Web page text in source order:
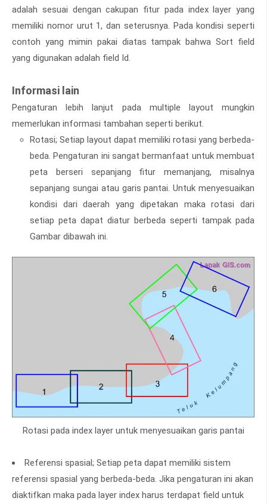
adalah sesuai dengan cakupan fitur pada index layer yang
memiliki nomor urut 1, dan seterusnya. Pada kondisi seperti
contoh yang mimin pakai diatas tampak bahwa Sort field
yang digunakan adalah field Id.
Informasi lain
Pengaturan lebih lanjut pada multiple layout mungkin
memerlukan informasi tambahan seperti berikut.
Rotasi; Setiap layout dapat memiliki rotasi yang berbeda-
beda. Pengaturan ini sangat bermanfaat untuk membuat
peta berseri sepanjang fitur memanjang, misalnya
sepanjang sungai atau garis pantai. Untuk menyesuaikan
kondisi dari daerah yang dipetakan maka rotasi dari
setiap peta dapat diatur berbeda seperti tampak pada
Gambar dibawah ini.
Rotasi pada index layer untuk menyesuaikan garis pantai
Referensi spasial; Setiap peta dapat memiliki sistem
referensi spasial yang berbeda-beda. Jika pengaturan ini akan
diaktifkan maka pada layer index harus terdapat field untuk